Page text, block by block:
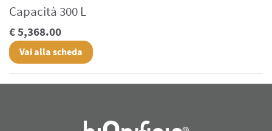
Capacità 300 L
€ 5,368.00
Vai alla scheda